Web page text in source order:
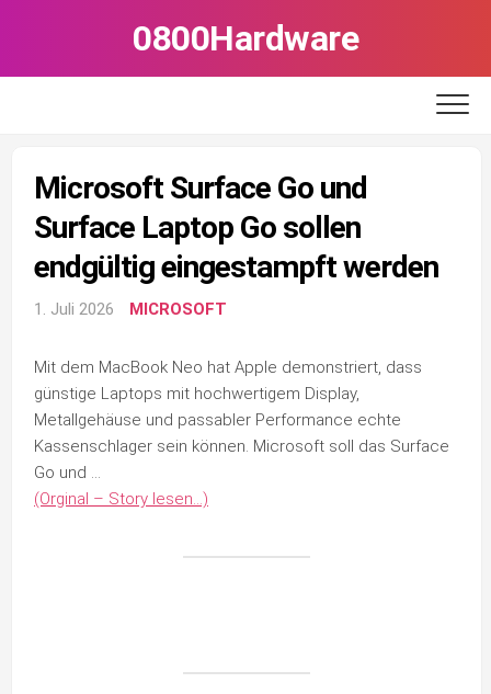
0800Hardware
Microsoft Surface Go und
Surface Laptop Go sollen
endgültig eingestampft werden
1. Juli 2026 MICROSOFT
Mit dem MacBook Neo hat Apple demonstriert, dass
günstige Laptops mit hochwertigem Display,
Metallgehäuse und passabler Performance echte
Kassenschlager sein können. Microsoft soll das Surface
Go und …
(Orginal – Story lesen…)